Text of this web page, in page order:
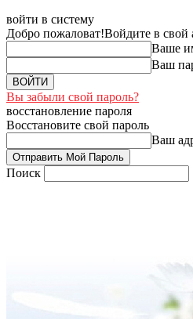
войти в систему
Добро пожаловат!Войдите в свой
Ваше
Ваш
Вы забыли свой пароль?
восстановление пароля
Восстановите свой пароль
Ваш
Поиск